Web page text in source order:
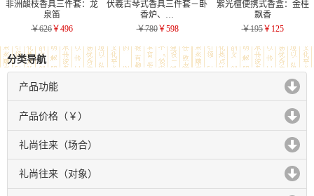
非洲酸枝香具三件套：龙
泉笛
￥626￥496
伏羲古琴式香具三件套－卧
香炉、…
￥780￥598
紫光檀便携式香盒：金桂
飘香
￥195￥125
分类导航
产品功能
click to expand contents
产品价格（￥）
click to expand contents
礼尚往来（场合）
click to expand contents
礼尚往来（对象）
click to expand contents